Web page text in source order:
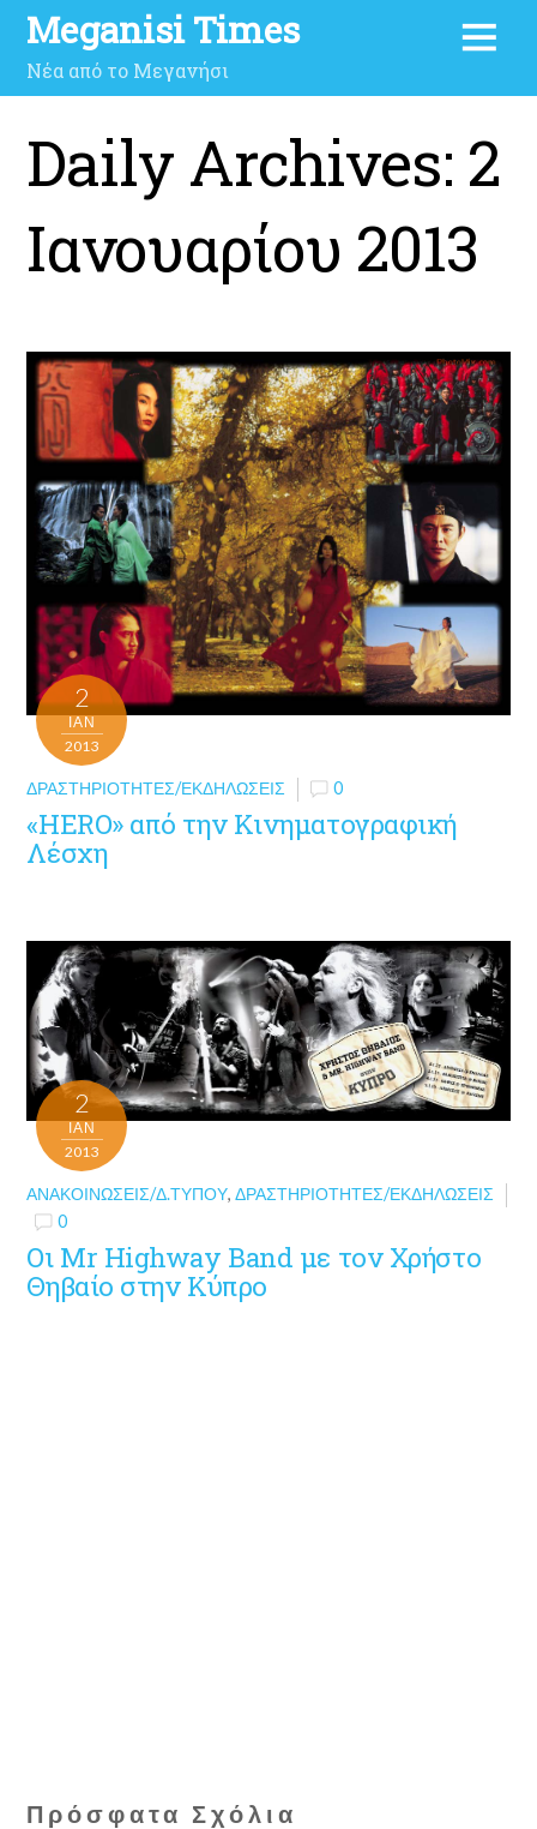
Meganisi Times
Νέα από το Μεγανήσι
Daily Archives: 2
Ιανουαρίου 2013
2
ΙΑΝ
2013
ΔΡΑΣΤΗΡΙΌΤΗΤΕΣ/ΕΚΔΗΛΏΣΕΙΣ 0
«HERO» από την Κινηματογραφική
Λέσχη
2
ΙΑΝ
2013
ΑΝΑΚΟΙΝΏΣΕΙΣ/Δ.ΤΎΠΟΥ,ΔΡΑΣΤΗΡΙΌΤΗΤΕΣ/ΕΚΔΗΛΏΣΕΙΣ
0
Οι Mr Highway Band με τον Χρήστο
Θηβαίο στην Κύπρο
Πρόσφατα Σχόλια